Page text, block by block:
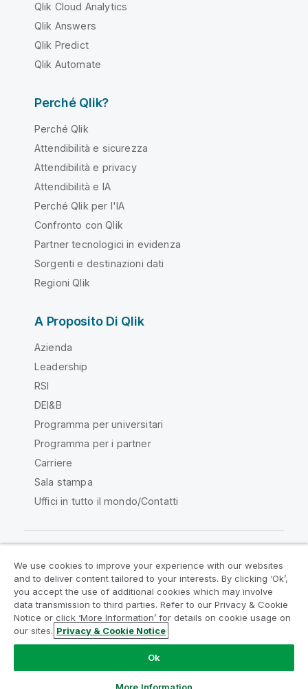
Qlik Cloud Analytics
Qlik Answers
Qlik Predict
Qlik Automate
Perché Qlik?
Perché Qlik
Attendibilità e sicurezza
Attendibilità e privacy
Attendibilità e IA
Perché Qlik per l'IA
Confronto con Qlik
Partner tecnologici in evidenza
Sorgenti e destinazioni dati
Regioni Qlik
A Proposito Di Qlik
Azienda
Leadership
RSI
DEI&B
Programma per universitari
Programma per i partner
Carriere
Sala stampa
Uffici in tutto il mondo/Contatti
Qlik Community
Contratti
Termini del prodotto
Legal Policies
Note Legali
Termini di utilizzo
Marchi
Do Not Share My Info
Copyright © 1993-2026 QlikTech International AB. Tutti i
We use cookies to improve your experience with our websites
and to deliver content tailored to your interests. By clicking ‘Ok’,
you accept the use of additional cookies which may involve
data transmission to third parties. Refer to our Privacy & Cookie
Notice or click ‘More Information’ for details on cookie usage on
our sites. Privacy & Cookie Notice
Ok